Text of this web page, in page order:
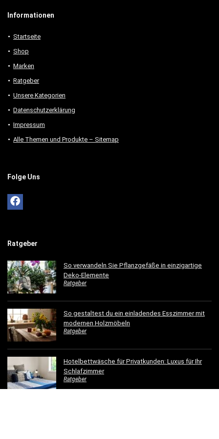
Informationen
Startseite
Shop
Marken
Ratgeber
Unsere Kategorien
Datenschutzerklärung
Impressum
Alle Themen und Produkte – Sitemap
Folge Uns
Ratgeber
So verwandeln Sie Pflanzgefäße in einzigartige
Deko-Elemente
Ratgeber
So gestaltest du ein einladendes Esszimmer mit
modernen Holzmöbeln
Ratgeber
Hotelbettwäsche für Privatkunden: Luxus für Ihr
Schlafzimmer
Ratgeber